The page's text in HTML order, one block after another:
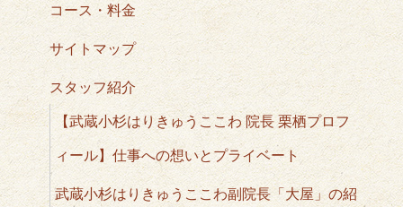
コース・料金
サイトマップ
スタッフ紹介
【武蔵小杉はりきゅうここわ 院長 栗栖プロフ
ィール】仕事への想いとプライベート
武蔵小杉はりきゅうここわ副院長「大屋」の紹